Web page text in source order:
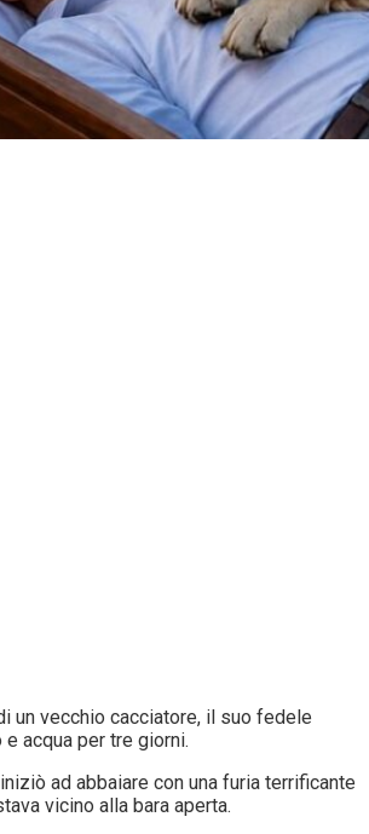
un vecchio cacciatore, il suo fedele
acqua per tre giorni.
ad abbaiare con una furia terrificante
vicino alla bara aperta.